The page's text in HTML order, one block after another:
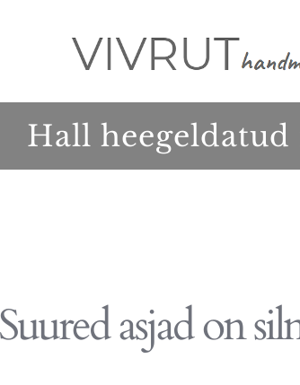
Hall heegeldatud
asjad on